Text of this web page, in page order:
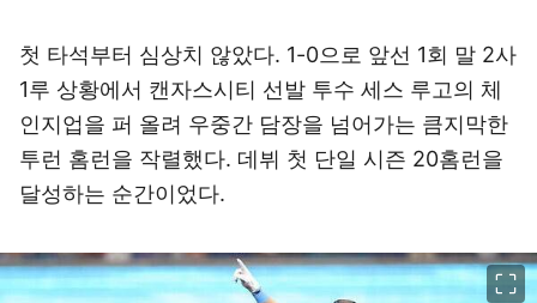
첫 타석부터 심상치 않았다. 1-0으로 앞선 1회 말 2사
1루 상황에서 캔자스시티 선발 투수 세스 루고의 체
인지업을 퍼 올려 우중간 담장을 넘어가는 큼지막한
투런 홈런을 작렬했다. 데뷔 첫 단일 시즌 20홈런을
달성하는 순간이었다.